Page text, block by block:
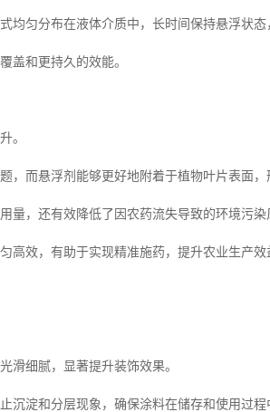
均匀分布在液体介质中，长时间保持悬浮状态
盖和更持久的效能。
。
，而悬浮剂能够更好地附着于植物叶片表面，
量，还有效降低了因农药流失导致的环境污染
高效，有助于实现精准施药，提升农业生产效
滑细腻，显著提升装饰效果。
沉淀和分层现象，确保涂料在储存和使用过程